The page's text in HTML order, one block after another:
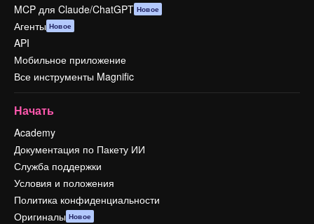
MCP для Claude/ChatGPT Новое
Агенты Новое
API
Мобильное приложение
Все инструменты Magnific
Начать
Academy
Документация по Пакету ИИ
Служба поддержки
Условия и положения
Политика конфиденциальности
Оригиналы Новое